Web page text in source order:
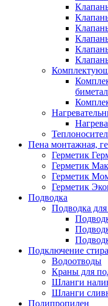
Пена монтажная,
Герметик
Герметик
Герметик
Герметик
Подводка
Подводка
Подключение
Водоотводы
Краны для
Шланги
Шланги
Полипропилен